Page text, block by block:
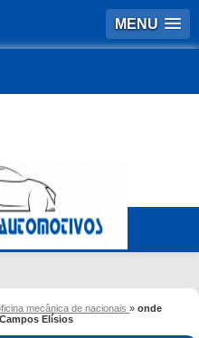
MENU
mecânica de nacionais»onde
Elísios